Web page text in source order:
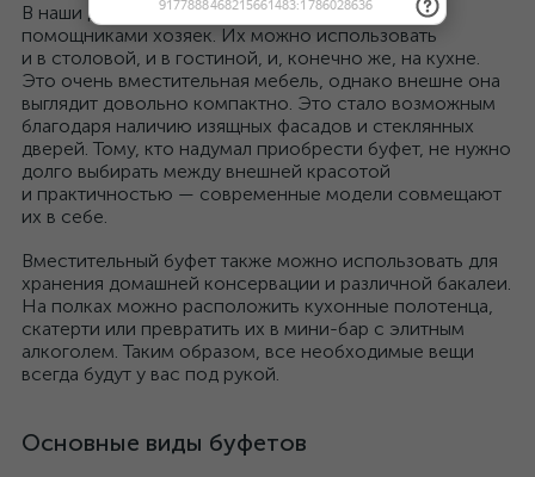
В наши дни буфеты являются незаменимыми
помощниками хозяек. Их можно использовать
и в столовой, и в гостиной, и, конечно же, на кухне.
Это очень вместительная мебель, однако внешне она
выглядит довольно компактно. Это стало возможным
благодаря наличию изящных фасадов и стеклянных
дверей. Тому, кто надумал приобрести буфет, не нужно
долго выбирать между внешней красотой
и практичностью — современные модели совмещают
их в себе.
Вместительный буфет также можно использовать для
хранения домашней консервации и различной бакалеи.
На полках можно расположить кухонные полотенца,
скатерти или превратить их в мини-бар с элитным
алкоголем. Таким образом, все необходимые вещи
всегда будут у вас под рукой.
Основные виды буфетов